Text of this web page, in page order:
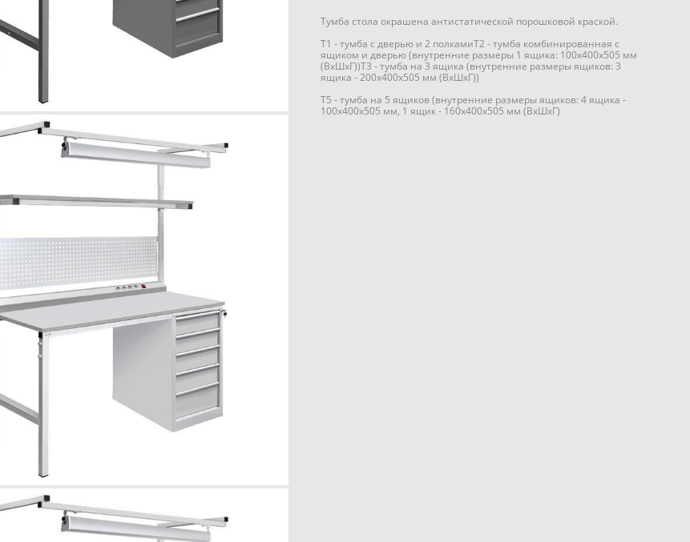
Тумба стола окрашена антистатической порошковой краской.
Т1 - тумба с дверью и 2 полкамиТ2 - тумба комбинированная с
ящиком и дверью (внутренние размеры 1 ящика: 100х400х505 мм
(ВхШхГ))Т3 - тумба на 3 ящика (внутренние размеры ящиков: 3
ящика - 200х400х505 мм (ВхШхГ))
Т5 - тумба на 5 ящиков (внутренние размеры ящиков: 4 ящика -
100х400х505 мм, 1 ящик - 160х400х505 мм (ВхШхГ)